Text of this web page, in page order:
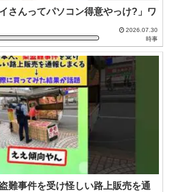
さんってパソコン得意やっけ?」ワ
2026.07.30
時事
難事件を受け怪しい路上販売を通